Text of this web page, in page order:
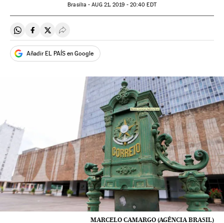
Brasília -AUG21, 2019 - 20:40 EDT
Compartir en Whatsapp
Compartir en Facebook
Compartir en Twitter
Desplegar Redes Sociales
Añadir EL PAÍS en Google
MARCELO CAMARGO (AGÊNCIA BRASIL)